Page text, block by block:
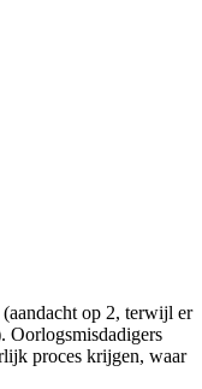
op 2, terwijl er
Oorlogsmisdadigers
proces krijgen, waar